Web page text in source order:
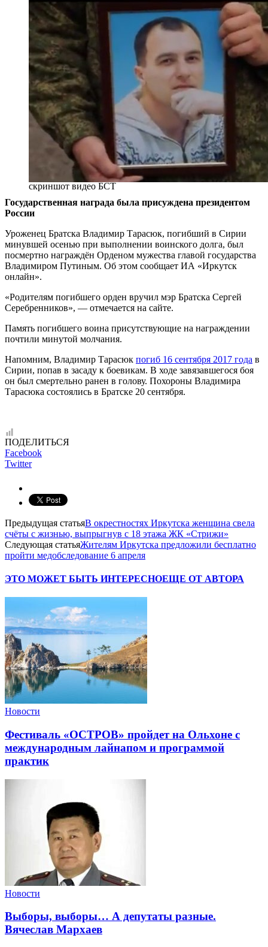
скриншот видео БСТ
Государственная награда была присуждена президентом
России
Уроженец Братска Владимир Тарасюк, погибший в Сирии
минувшей осенью при выполнении воинского долга, был
посмертно награждён Орденом мужества главой государства
Владимиром Путиным. Об этом сообщает ИА «Иркутск
онлайн».
«Родителям погибшего орден вручил мэр Братска Сергей
Серебренников», — отмечается на сайте.
Память погибшего воина присутствующие на награждении
почтили минутой молчания.
Напомним, Владимир Тарасюк погиб 16 сентября 2017 года в
Сирии, попав в засаду к боевикам. В ходе завязавшегося боя
он был смертельно ранен в голову. Похороны Владимира
Тарасюка состоялись в Братске 20 сентября.
ПОДЕЛИТЬСЯ
Facebook
Twitter
Предыдущая статьяВ окрестностях Иркутска женщина свела
счёты с жизнью, выпрыгнув с 18 этажа ЖК «Стрижи»
Следующая статьяЖителям Иркутска предложили бесплатно
пройти медобследование 6 апреля
ЭТО МОЖЕТ БЫТЬ ИНТЕРЕСНОЕЩЕ ОТ АВТОРА
Новости
Фестиваль «ОСТРОВ» пройдет на Ольхоне с
международным лайнапом и программой
практик
Новости
Выборы, выборы… А депутаты разные.
Вячеслав Мархаев